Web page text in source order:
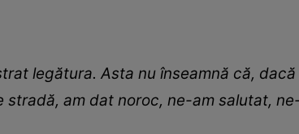
legătura. Asta nu înseamnă că,
stradă, am dat noroc, ne-am salutat,